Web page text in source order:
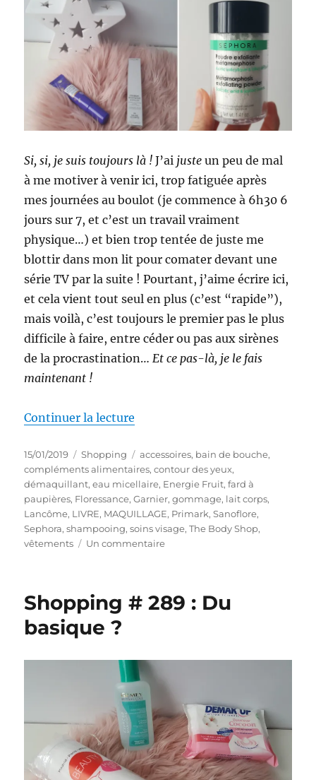
Si, si, je suis toujours là ! J’ai juste un peu de mal
à me motiver à venir ici, trop fatiguée après
mes journées au boulot (je commence à 6h30 6
jours sur 7, et c’est un travail vraiment
physique…) et bien trop tentée de juste me
blottir dans mon lit pour comater devant une
série TV par la suite ! Pourtant, j’aime écrire ici,
et cela vient tout seul en plus (c’est “rapide”),
mais voilà, c’est toujours le premier pas le plus
difficile à faire, entre céder ou pas aux sirènes
de la procrastination…Et ce pas-là, je le fais
maintenant !
Continuer la lecture
Publié
le
15/01/2019 Catégories
Shopping Étiquettes
accessoires, bain de bouche,
compléments alimentaires,contour des yeux,
démaquillant,eau micellaire, Energie Fruit,fard à
paupières, Floressance,Garnier,gommage, lait corps,
Lancôme, LIVRE, MAQUILLAGE, Primark,Sanoflore,
Sephora,shampooing,soins visage,The Body Shop,
vêtements
Un commentairesur
:
derniers
Shopping # 289 : Du
basique ?